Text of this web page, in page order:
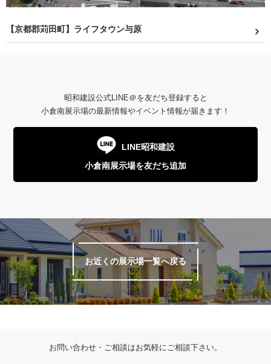
【京都郡苅田町】ライフタウン与原
昭和建設公式LINE＠を友だち登録すると
小倉南展示場の最新情報やイベント情報が届きます！
LINE昭和建設
小倉南展示場を友だち追加
お近くの展示場一覧へ戻る
お問い合わせ・ご相談はお気軽にご相談下さい。